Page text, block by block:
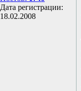
Дата регистрации:
18.02.2008